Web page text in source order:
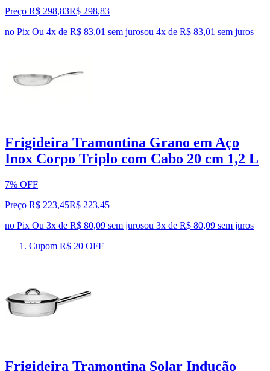
Preço R$ 298,83R$ 298,83
no Pix Ou 4x de R$ 83,01 sem jurosou 4x de R$ 83,01 sem juros
Frigideira Tramontina Grano em Aço
Inox Corpo Triplo com Cabo 20 cm 1,2 L
7% OFF
Preço R$ 223,45R$ 223,45
no Pix Ou 3x de R$ 80,09 sem jurosou 3x de R$ 80,09 sem juros
Cupom R$ 20 OFF
Frigideira Tramontina Solar Indução